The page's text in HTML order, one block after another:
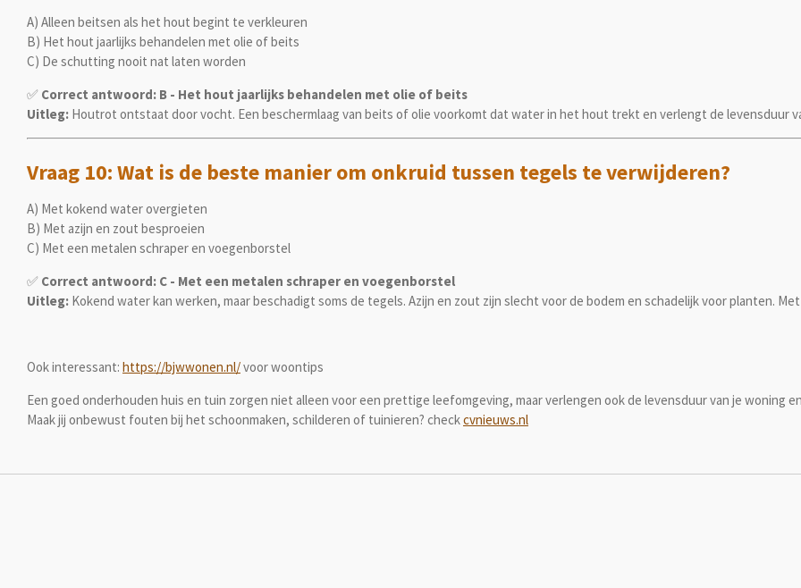
A) Alleen beitsen als het hout begint te verkleuren
B) Het hout jaarlijks behandelen met olie of beits
C) De schutting nooit nat laten worden
✅ Correct antwoord: B - Het hout jaarlijks behandelen met olie of beits
Uitleg: Houtrot ontstaat door vocht. Een beschermlaag van beits of olie voorkomt dat water in het hout trekt en verlengt de levensduur
Vraag 10: Wat is de beste manier om onkruid tussen tegels te verwijderen?
A) Met kokend water overgieten
B) Met azijn en zout besproeien
C) Met een metalen schraper en voegenborstel
✅ Correct antwoord: C - Met een metalen schraper en voegenborstel
Uitleg: Kokend water kan werken, maar beschadigt soms de tegels. Azijn en zout zijn slecht voor de bodem en schadelijk voor planten.
Ook interessant: https://bjwwonen.nl/voor woontips
Een goed onderhouden huis en tuin zorgen niet alleen voor een prettige leefomgeving, maar verlengen ook de levensduur van je woning
Maak jij onbewust fouten bij het schoonmaken, schilderen of tuinieren? checkcvnieuws.nl